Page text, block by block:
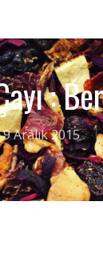
:
9 Aralık 2015